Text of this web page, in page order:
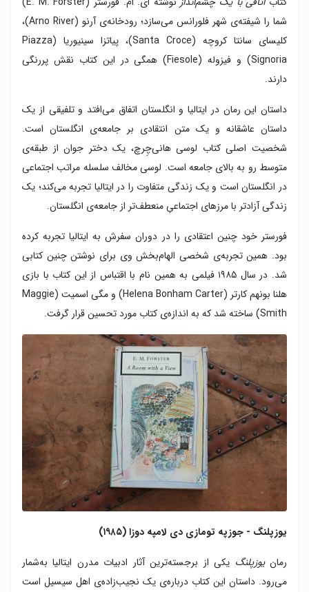
شما را شیفته‌ی شهر فلورانس می‌سازد؛ رودخانه‌ی آرنو (Arno River)،
کلیسای سانتا کروچه (Santa Croce)، پیاتزا سینیوریا (Piazza
Signoria) و فیزوله (Fiesole) همگی در این کتاب نقش پررنگی
دارند.
داستان این رمان در ایتالیا و انگلستان اتفاق می‌افتد و تلفیقی از یک
داستان عاشقانه و یک متن انتقادی بر جامعه‌ی انگلستان است.
شخصیت اصلی کتاب لوسی هانی‌چِرچ، یک دختر جوان از طبقه‌ی
متوسط رو به بالای جامعه است. لوسی مخالف سلسله‌ مراتب اجتماعی
در انگلستان است و یک زندگی متفاوت را در ایتالیا تجربه می‌کند؛ یک
زندگی آزادتر با مرزهای اجتماعیِ منعطف‌تر از جامعه‌ی انگلستان.
فورستر خود چنین اعتقادی را در دوران سفرش به ایتالیا تجربه کرده
بود. همین تجربه‌ی شخصی الهام‌بخش وی برای نوشتن چنین کتابی
شد. در سال ۱۹۸۵ فیلمی به همین نام با اقتباس از این کتاب با بازی
هلنا بونهم کارتر (Helena Bonham Carter) و مگی اسمیت (Maggie
Smith) ساخته شد که به اندازه‌ی کتاب مورد تحسین قرار گرفت.
یوزپلنگ - جوزپه تومازی دی لامپه دوزا (۱۹۸۵)
رمانیوزپلنگ یکی از برجسته‌ترین آثار ادبیات مدرن ایتالیا به‌شمار
می‌رود. داستان این کتاب درباره‌ی یک نجیب‌زاده‌ی اهل سیسیل است